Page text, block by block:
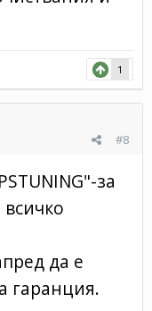
1
#8
за
да е
гаранция.